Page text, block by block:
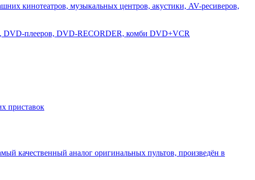
кинотеатров, музыкальных центров, акустики, AV-ресиверов,
DVD-плееров, DVD-RECORDER, комби DVD+VCR
приставок
качественный аналог оригинальных пультов, произведён в